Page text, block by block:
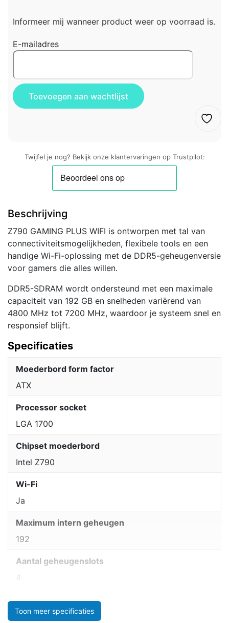
Informeer mij wanneer product weer op voorraad is.
E-mailadres
Twijfel je nog? Bekijk onze klantervaringen op Trustpilot:
Beschrijving
Z790 GAMING PLUS WIFI is ontworpen met tal van
connectiviteitsmogelijkheden, flexibele tools en een
handige Wi-Fi-oplossing met de DDR5-geheugenversie
voor gamers die alles willen.
DDR5-SDRAM wordt ondersteund met een maximale
capaciteit van 192 GB en snelheden variërend van
4800 MHz tot 7200 MHz, waardoor je systeem snel en
responsief blijft.
Specificaties
Moederbord form factor
ATX
Processor socket
LGA 1700
Chipset moederbord
Intel Z790
Wi-Fi
Ja
Maximum intern geheugen
192
Aantal geheugenslots
4
Toon meer specificaties